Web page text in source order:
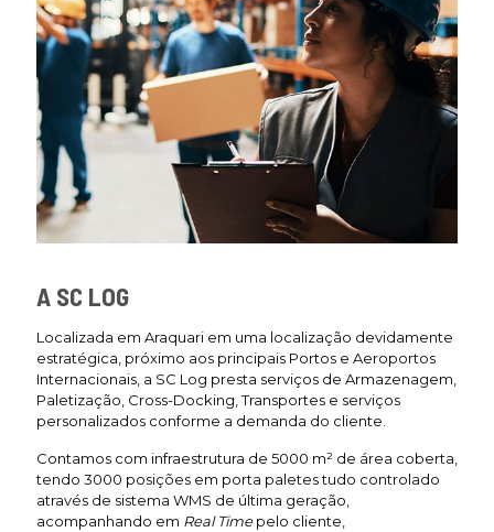
A SC LOG
Localizada em Araquari em uma localização devidamente
estratégica, próximo aos principais Portos e Aeroportos
Internacionais, a SC Log presta serviços de Armazenagem,
Paletização, Cross-Docking, Transportes e serviços
personalizados conforme a demanda do cliente.
Contamos com infraestrutura de 5000 m² de área coberta,
tendo 3000 posições em porta paletes tudo controlado
através de sistema WMS de última geração,
acompanhando em Real Timepelo cliente,